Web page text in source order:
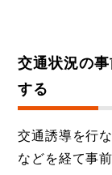
交通状況の
する
交通誘導を行
などを経て事